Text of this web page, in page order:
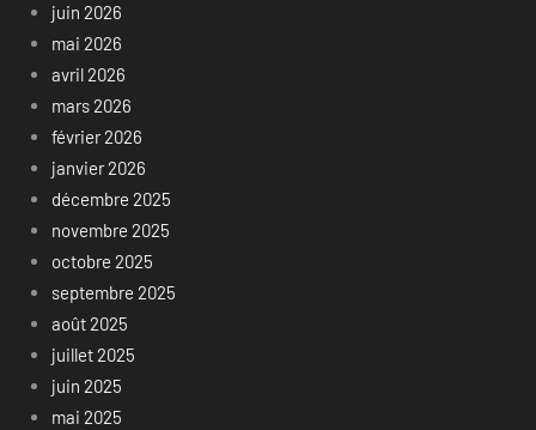
juin 2026
mai 2026
avril 2026
mars 2026
février 2026
janvier 2026
décembre 2025
novembre 2025
octobre 2025
septembre 2025
août 2025
juillet 2025
juin 2025
mai 2025